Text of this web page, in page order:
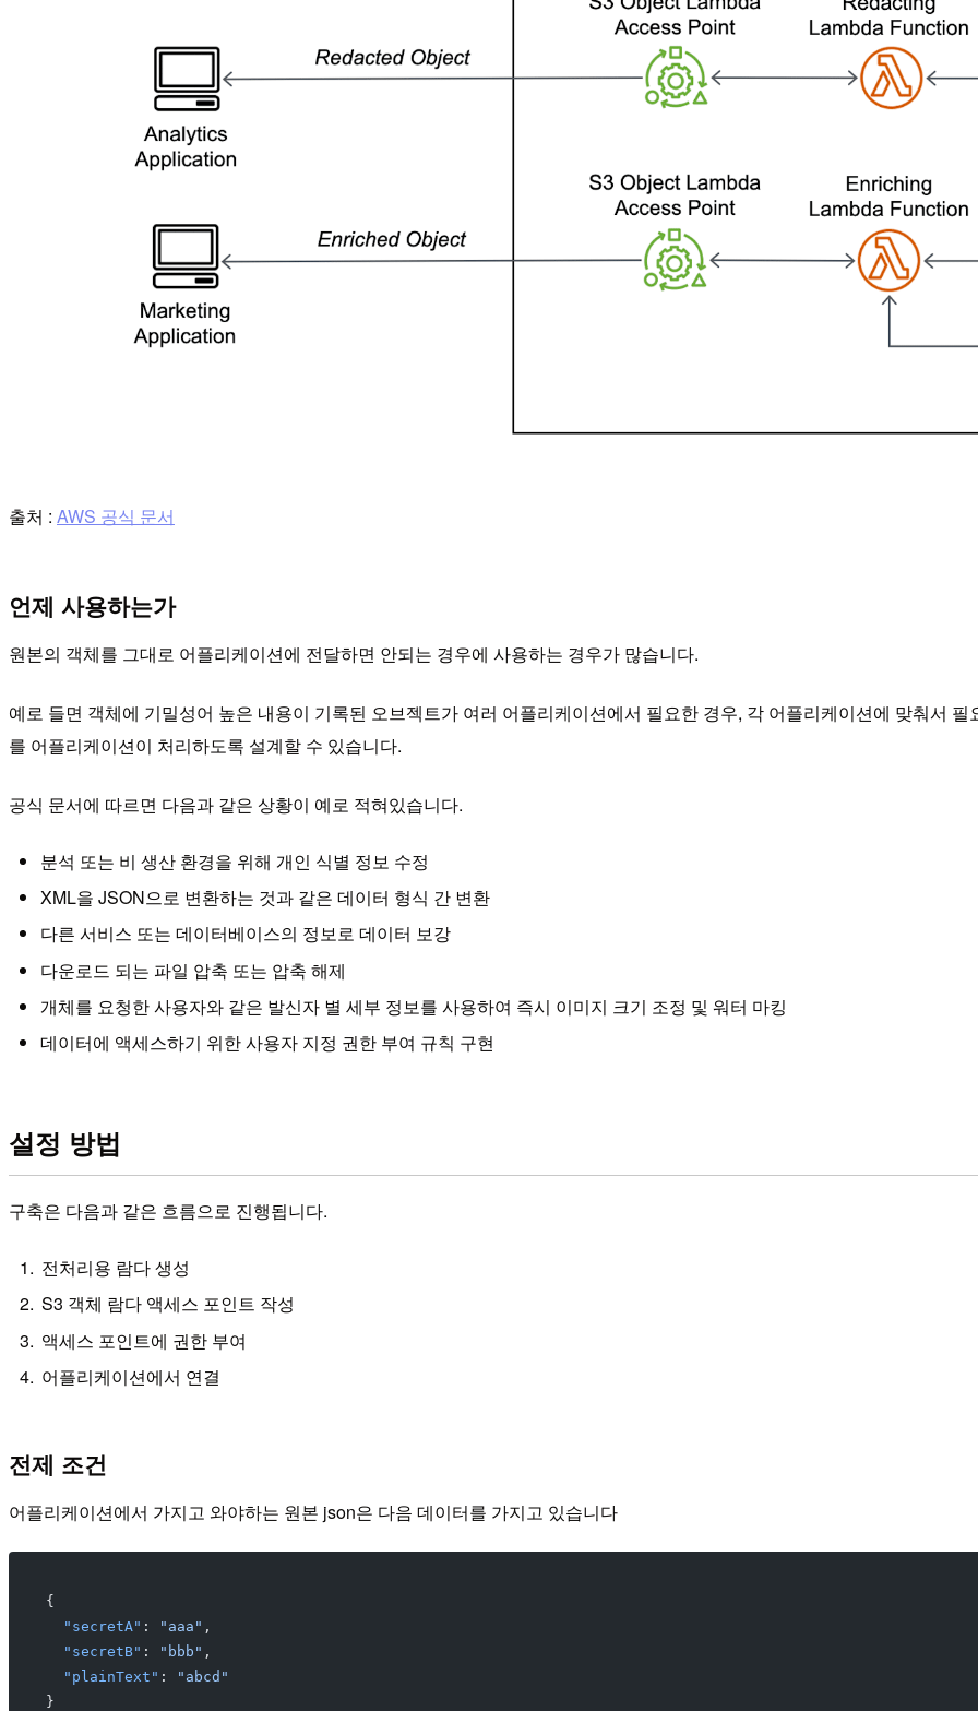
출처 : AWS 공식 문서
언제 사용하는가
원본의 객체를 그대로 어플리케이션에 전달하면 안되는 경우에 사용하는 경우가 많습니다.
예로 들면 객체에 기밀성어 높은 내용이 기록된 오브젝트가 여러 어플리케이션에서 필요한 경우, 각 어플리케이션에 맞춰서
를 어플리케이션이 처리하도록 설계할 수 있습니다.
공식 문서에 따르면 다음과 같은 상황이 예로 적혀있습니다.
분석 또는 비 생산 환경을 위해 개인 식별 정보 수정
XML을 JSON으로 변환하는 것과 같은 데이터 형식 간 변환
다른 서비스 또는 데이터베이스의 정보로 데이터 보강
다운로드 되는 파일 압축 또는 압축 해제
개체를 요청한 사용자와 같은 발신자 별 세부 정보를 사용하여 즉시 이미지 크기 조정 및 워터 마킹
데이터에 액세스하기 위한 사용자 지정 권한 부여 규칙 구현
설정 방법
구축은 다음과 같은 흐름으로 진행됩니다.
전처리용 람다 생성
S3 객체 람다 액세스 포인트 작성
액세스 포인트에 권한 부여
어플리케이션에서 연결
전제 조건
어플리케이션에서 가지고 와야하는 원본 json은 다음 데이터를 가지고 있습니다
{
  "secretA"
: "aaa" ,
  "secretB"
: "bbb" ,
  "plainText"
:
"abcd"
}